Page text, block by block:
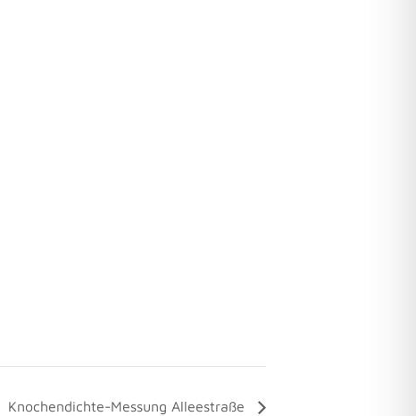
Knochendichte-Messung Alleestraße